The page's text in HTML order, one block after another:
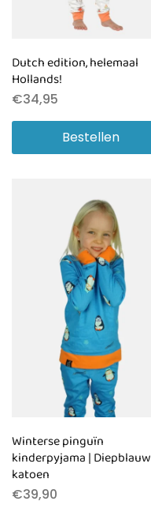
Dutch edition, helemaal
Hollands!
€34,95
Bestellen
Winterse pinguïn
kinderpyjama | Diepblauw
katoen
€39,90